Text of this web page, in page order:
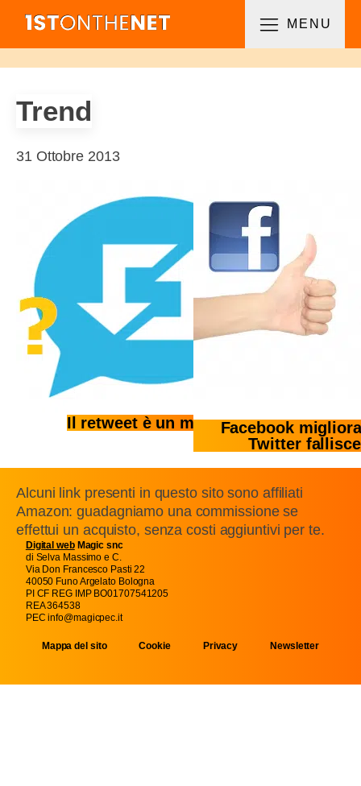
MENU
Trend
31 Ottobre 2013
Il retweet è un mistero?Facebook
Twitter
Alcuni link presenti in questo sito sono affiliati
Amazon: guadagniamo una commissione se
effettui un acquisto, senza costi aggiuntivi per te.
Digital webMagic snc
di Selva Massimo e C.
Via Don Francesco Pasti 22
40050 Funo Argelato Bologna
PI CF REG IMP BO01707541205
REA 364538
PEC info@magicpec.it
Mappa del sito Cookie Privacy Newsletter